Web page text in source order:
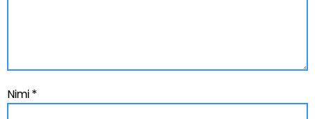
Nimi*